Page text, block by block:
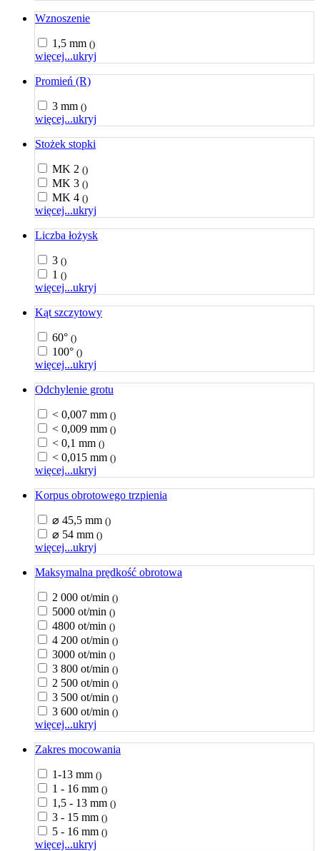
Wznoszenie
1,5 mm ()
więcej...ukryj
Promień (R)
3 mm ()
więcej...ukryj
Stożek stopki
MK 2 ()
MK 3 ()
MK 4 ()
więcej...ukryj
Liczba łożysk
3 ()
1 ()
więcej...ukryj
Kąt szczytowy
60° ()
100° ()
więcej...ukryj
Odchylenie grotu
< 0,007 mm ()
< 0,009 mm ()
< 0,1 mm ()
< 0,015 mm ()
więcej...ukryj
Korpus obrotowego trzpienia
⌀ 45,5 mm ()
⌀ 54 mm ()
więcej...ukryj
Maksymalna prędkość obrotowa
2 000 ot/min ()
5000 ot/min ()
4800 ot/min ()
4 200 ot/min ()
3000 ot/min ()
3 800 ot/min ()
2 500 ot/min ()
3 500 ot/min ()
3 600 ot/min ()
więcej...ukryj
Zakres mocowania
1-13 mm ()
1 - 16 mm ()
1,5 - 13 mm ()
3 - 15 mm ()
5 - 16 mm ()
więcej...ukryj